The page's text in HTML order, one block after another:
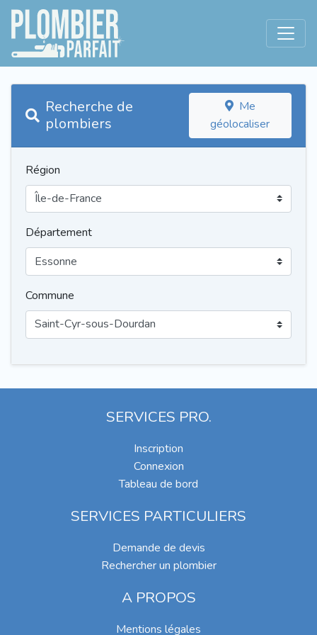
Recherche de
plombiers
Me
géolocaliser
Région
Département
Commune
SERVICES PRO.
Inscription
Connexion
Tableau de bord
SERVICES PARTICULIERS
Demande de devis
Rechercher un plombier
A PROPOS
Mentions légales